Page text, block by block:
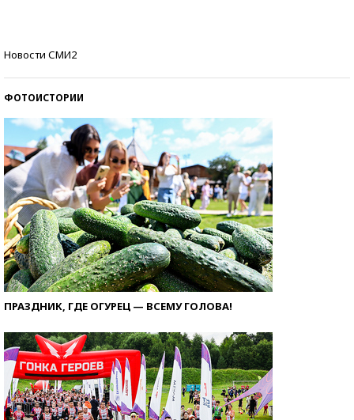
Новости СМИ2
ФОТОИСТОРИИ
ПРАЗДНИК, ГДЕ ОГУРЕЦ — ВСЕМУ ГОЛОВА!